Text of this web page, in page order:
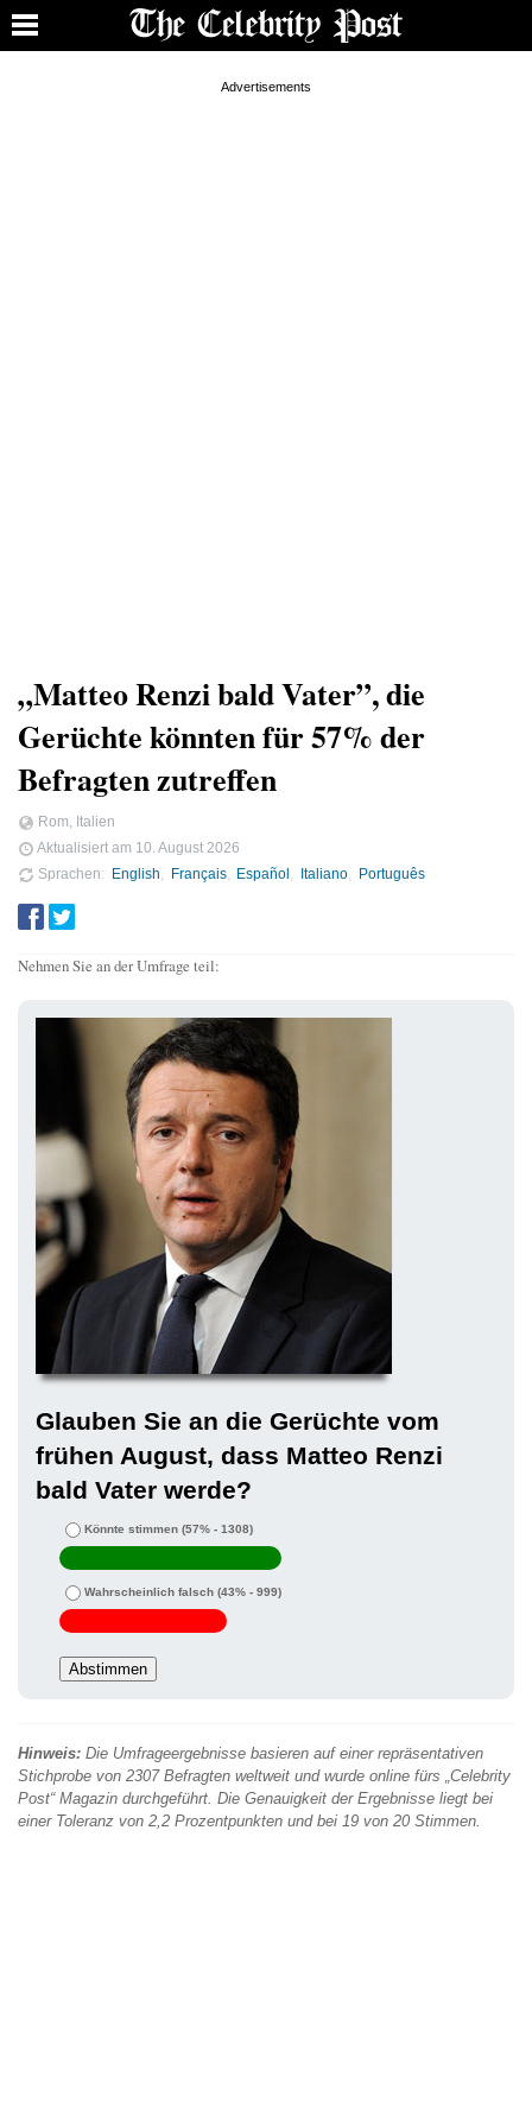
„Matteo Renzi bald Vater”, die
Gerüchte könnten für 57% der
Befragten zutreffen
Rom, Italien
Aktualisiert am 10. August 2026
Sprachen
English Français Español Italiano Português
Nehmen Sie an der Umfrage teil:
Glauben Sie an die Gerüchte vom
frühen August, dass Matteo Renzi
bald Vater werde?
Könnte stimmen (57% - 1308)
Wahrscheinlich falsch (43% - 999)
Hinweis: Die Umfrageergebnisse basieren auf einer repräsentativen
Stichprobe von 2307 Befragten weltweit und wurde online fürs „Celebrity
Post“ Magazin durchgeführt. Die Genauigkeit der Ergebnisse liegt bei
einer Toleranz von 2,2 Prozentpunkten und bei 19 von 20 Stimmen.